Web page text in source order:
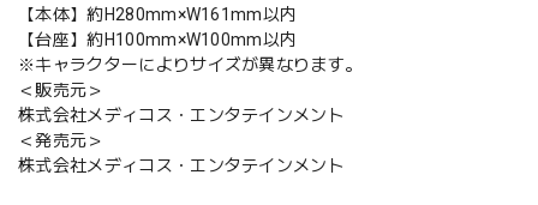
【本体】約H280mm×W161mm以内
【台座】約H100mm×W100mm以内
※キャラクターによりサイズが異なります。
＜販売元＞
株式会社メディコス・エンタテインメント
＜発売元＞
株式会社メディコス・エンタテインメント